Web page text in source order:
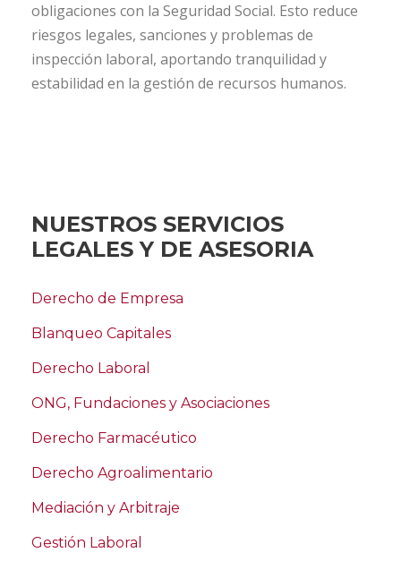
obligaciones con la Seguridad Social. Esto reduce
riesgos legales, sanciones y problemas de
inspección laboral, aportando tranquilidad y
estabilidad en la gestión de recursos humanos.
NUESTROS SERVICIOS
LEGALES Y DE ASESORIA
Derecho de Empresa
Blanqueo Capitales
Derecho Laboral
ONG, Fundaciones y Asociaciones
Derecho Farmacéutico
Derecho Agroalimentario
Mediación y Arbitraje
Gestión Laboral